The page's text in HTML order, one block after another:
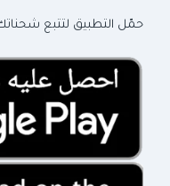
حمّل التطبيق لتتبع